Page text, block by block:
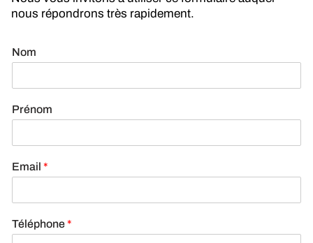
nous répondrons très rapidement.
Nom
Prénom
Email *
Téléphone*